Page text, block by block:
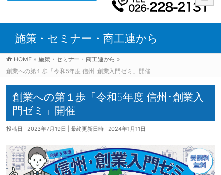
施策・セミナー・商工連から
HOME » 施策・セミナー・商工連から »
創業への第１歩「令和5年度 信州･創業入門ゼミ」開催
創業への第１歩「令和5年度 信州･創業入
門ゼミ」開催
投稿日 : 2023年7月19日 最終更新日時 : 2024年1月11日